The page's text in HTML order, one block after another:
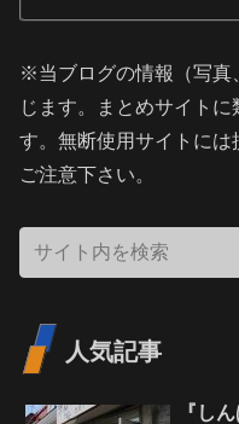
※当ブログの情報（写真
じます。まとめサイト
す。無断使用サイトに
ご注意下さい。
人気記事
『し